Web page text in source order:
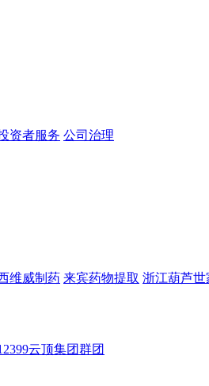
资者服务 公司治理
维威制药 来宾药物提取 浙江葫芦世
云顶集团群团